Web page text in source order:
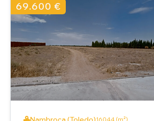
69.600 €
16044 (m²)